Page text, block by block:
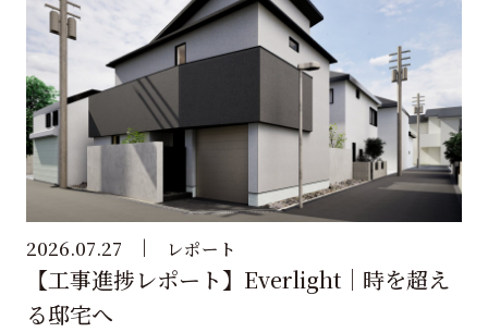
2026.07.27 レポート
【工事進捗レポート】Everlight｜時を超え
る邸宅へ